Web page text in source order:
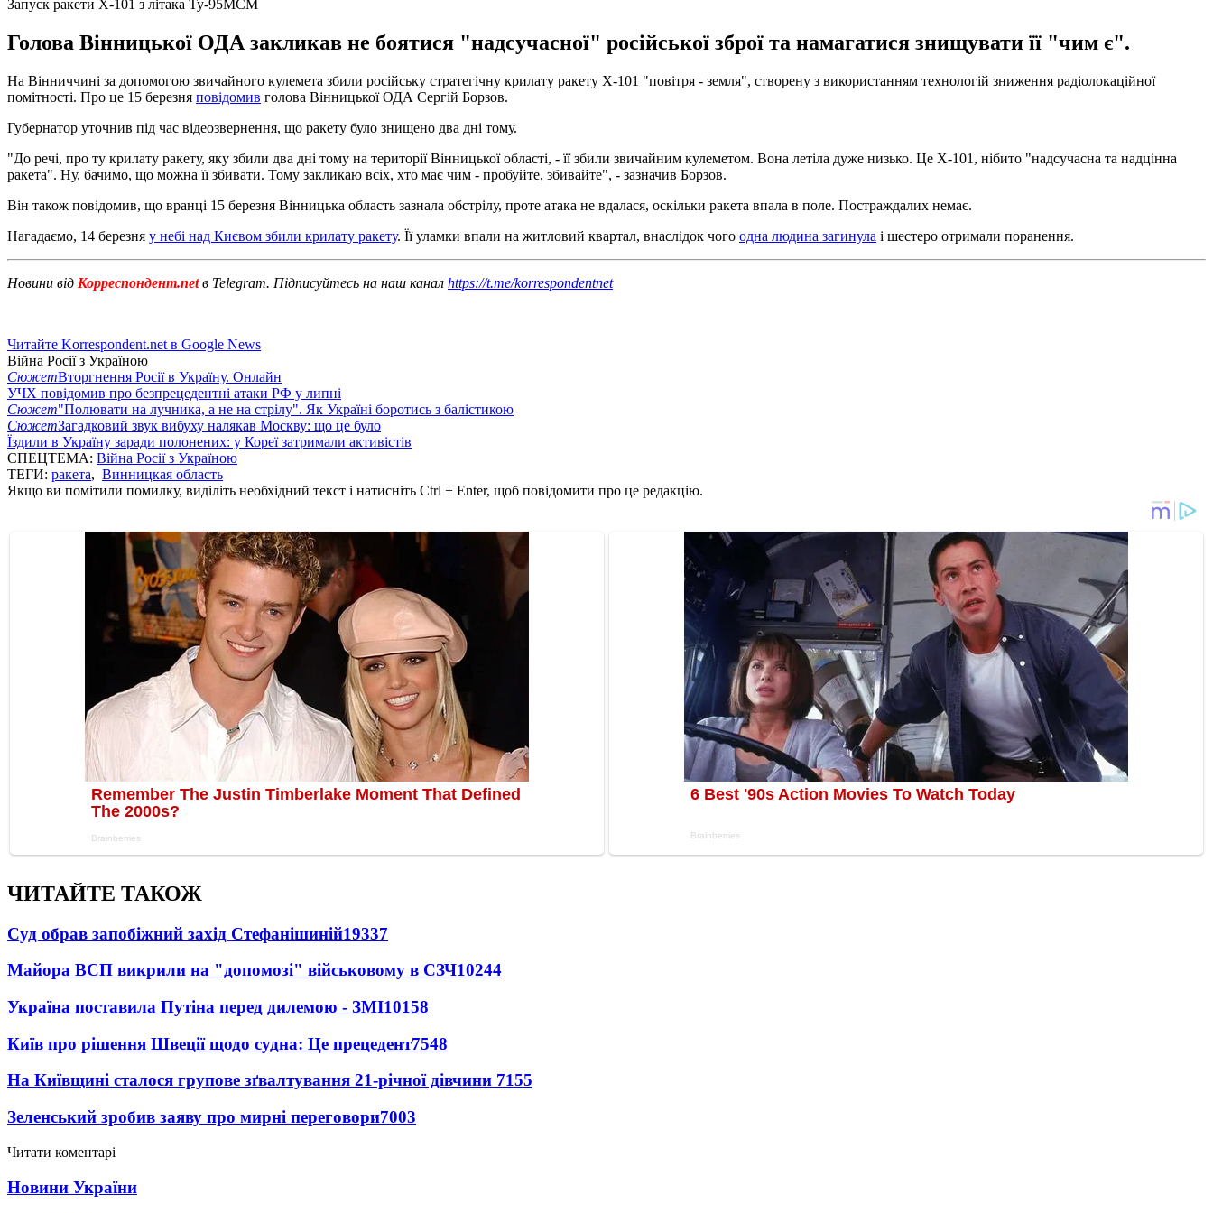
Запуск ракети Х-101 з літака Ту-95МСМ
Голова Вінницької ОДА закликав не боятися "надсучасної" російської зброї та намагатися знищувати її "чим є".
На Вінниччині за допомогою звичайного кулемета збили російську стратегічну крилату ракету Х-101 "повітря - земля", створену з використанням технологій зниження радіолокаційної
помітності. Про це 15 березня повідомив голова Вінницької ОДА Сергій Борзов.
Губернатор уточнив під час відеозвернення, що ракету було знищено два дні тому.
"До речі, про ту крилату ракету, яку збили два дні тому на території Вінницької області, - її збили звичайним кулеметом. Вона летіла дуже низько. Це Х-101, нібито "надсучасна та надцінна
ракета". Ну, бачимо, що можна її збивати. Тому закликаю всіх, хто має чим - пробуйте, збивайте", - зазначив Борзов.
Він також повідомив, що вранці 15 березня Вінницька область зазнала обстрілу, проте атака не вдалася, оскільки ракета впала в поле. Постраждалих немає.
Нагадаємо, 14 березня у небі над Києвом збили крилату ракету. Її уламки впали на житловий квартал, внаслідок чого одна людина загинула і шестеро отримали поранення.
Новини від Корреспондент.netв Telegram. Підписуйтесь на наш канал https://t.me/korrespondentnet
Читайте Korrespondent.net в Google News
Війна Росії з Україною
СюжетВторгнення Росії в Україну. Онлайн
УЧХ повідомив про безпрецедентні атаки РФ у липні
Сюжет"Полювати на лучника, а не на стрілу". Як Україні боротись з балістикою
СюжетЗагадковий звук вибуху налякав Москву: що це було
Їздили в Україну заради полонених: у Кореї затримали активістів
СПЕЦТЕМА: Війна Росії з Україною
ТЕГИ: ракета, Винницкая область
Якщо ви помітили помилку, виділіть необхідний текст і натисніть Ctrl + Enter, щоб повідомити про це редакцію.
ЧИТАЙТЕ ТАКОЖ
Суд обрав запобіжний захід Стефанішиній19337
Майора ВСП викрили на "допомозі" військовому в СЗЧ10244
Україна поставила Путіна перед дилемою - ЗМІ10158
Київ про рішення Швеції щодо судна: Це прецедент7548
На Київщині сталося групове зґвалтування 21-річної дівчини 7155
Зеленський зробив заяву про мирні переговори7003
Читати коментарі
Новини України